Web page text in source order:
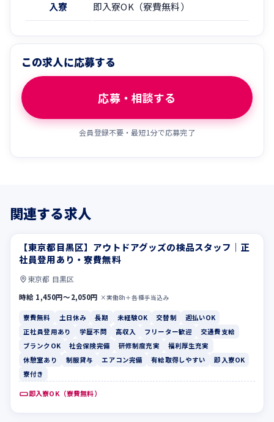
入寮 即入寮OK（寮費無料）
この求人に応募する
応募・相談する
会員登録不要・最短1分で応募完了
関連する求人
寮費無料 土日休み
【東京都目黒区】アウトドアグッズの検品スタッフ｜正
社員登用あり・寮費無料
東京都 目黒区
時給 1,450円〜2,050円 ×実働8h＋各種手当込み
寮費無料 土日休み 長期 未経験OK 交替制
週払いOK
正社員登用あり
学歴不問 高収入 フリーター歓迎
交通費支給
ブランクOK
社会保険完備 研修制度充実
福利厚生充実
休憩室あり
制服貸与 エアコン完備 有給取得しやすい
即入寮OK
寮付き
即入寮OK（寮費無料）